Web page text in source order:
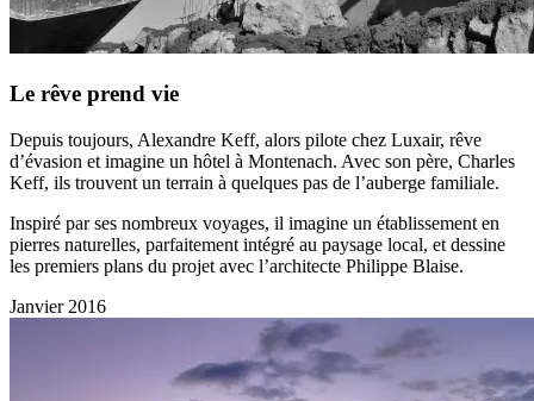
Le rêve prend vie
Depuis toujours, Alexandre Keff, alors pilote chez Luxair, rêve
d’évasion et imagine un hôtel à Montenach. Avec son père, Charles
Keff, ils trouvent un terrain à quelques pas de l’auberge familiale.
Inspiré par ses nombreux voyages, il imagine un établissement en
pierres naturelles, parfaitement intégré au paysage local, et dessine
les premiers plans du projet avec l’architecte Philippe Blaise.
Janvier 2016